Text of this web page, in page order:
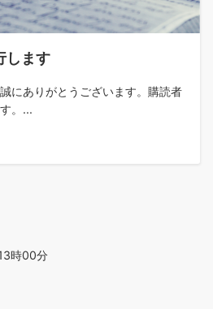
します
にありがとうございます。購読者
。...
時00分